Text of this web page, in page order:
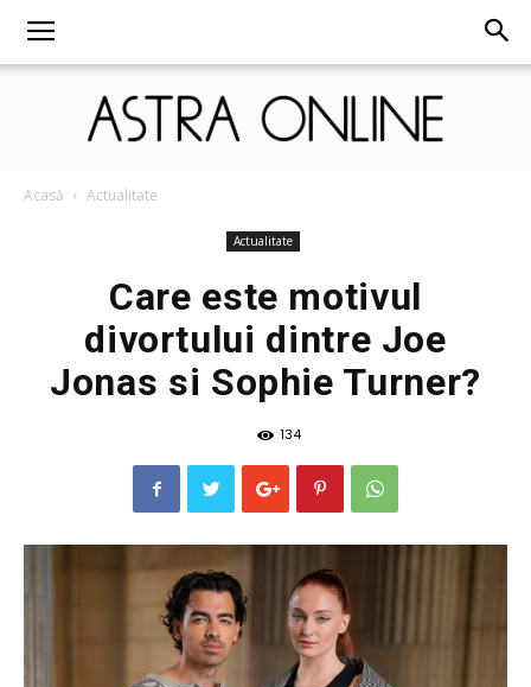
Online
Acasă Actualitate
Actualitate
Care este motivul
divortului dintre Joe
Jonas si Sophie Turner?
134